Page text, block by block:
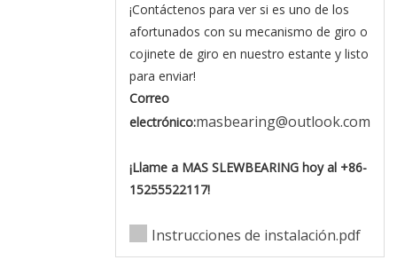
¡Contáctenos para ver si es uno de los
afortunados con su mecanismo de giro o
cojinete de giro en nuestro estante y listo
para enviar!
Correo
electrónico:masbearing@outlook.com
¡Llame a MAS SLEWBEARING hoy al +86-
15255522117!
Instrucciones de instalación.pdf